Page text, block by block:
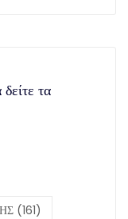
τα
(161)